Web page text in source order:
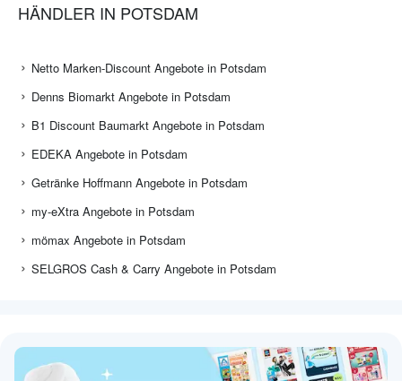
HÄNDLER IN POTSDAM
Netto Marken-Discount Angebote in Potsdam
Denns Biomarkt Angebote in Potsdam
B1 Discount Baumarkt Angebote in Potsdam
EDEKA Angebote in Potsdam
Getränke Hoffmann Angebote in Potsdam
my-eXtra Angebote in Potsdam
mömax Angebote in Potsdam
SELGROS Cash & Carry Angebote in Potsdam